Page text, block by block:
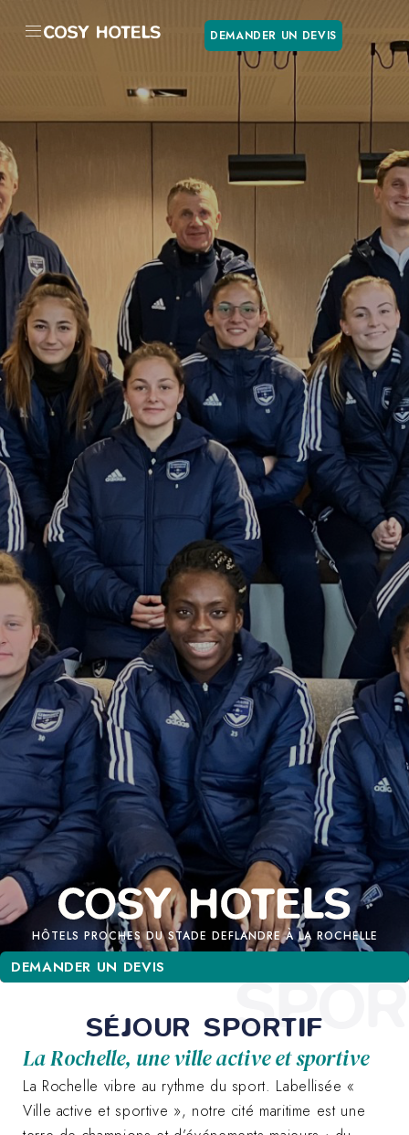
DEMANDER UN DEVIS
HÔTELS PROCHES DU STADE DEFLANDRE À LA ROCHELLE
DEMANDER UN DEVIS
DEMANDER UN DEVIS
SÉJOUR SPORTIF
La Rochelle, une ville active et sportive
La Rochelle vibre au rythme du sport. Labellisée «
Ville active et sportive », notre cité maritime est une